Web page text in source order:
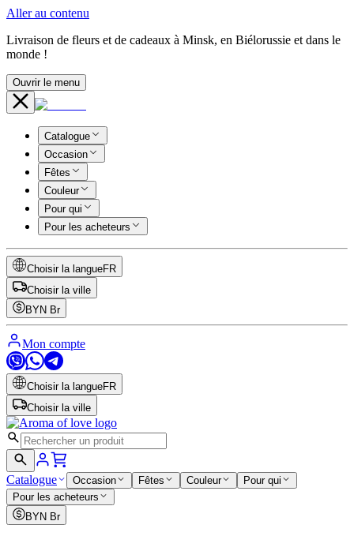
Aller au contenu
Livraison de fleurs et de cadeaux à Minsk, en Biélorussie et dans le
monde !
Ouvrir le menu
Catalogue
Occasion
Fêtes
Couleur
Pour qui
Pour les acheteurs
Choisir la langueFR
Choisir la ville
BYN Br
Mon compte
Choisir la langueFR
Choisir la ville
Catalogue Occasion Fêtes Couleur
Pour qui
Pour les acheteurs
BYN Br